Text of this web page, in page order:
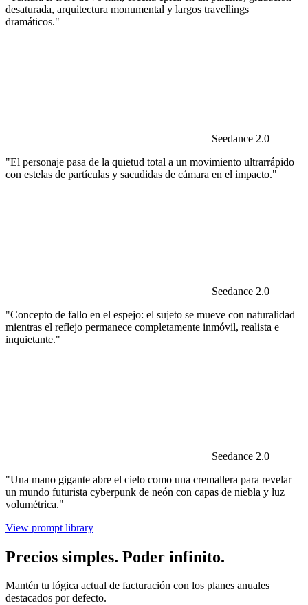
desaturada, arquitectura monumental y largos travellings
dramáticos."
Seedance 2.0
"El personaje pasa de la quietud total a un movimiento ultrarrápido
con estelas de partículas y sacudidas de cámara en el impacto."
Seedance 2.0
"Concepto de fallo en el espejo: el sujeto se mueve con naturalidad
mientras el reflejo permanece completamente inmóvil, realista e
inquietante."
Seedance 2.0
"Una mano gigante abre el cielo como una cremallera para revelar
un mundo futurista cyberpunk de neón con capas de niebla y luz
volumétrica."
View prompt library
Precios simples. Poder infinito.
Mantén tu lógica actual de facturación con los planes anuales
destacados por defecto.